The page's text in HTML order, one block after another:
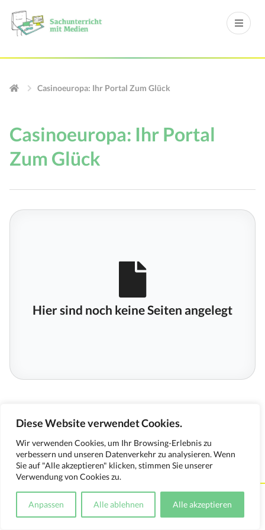
Diese Website verwendet Cookies.
Wir verwenden Cookies, um Ihr Browsing-Erlebnis zu
verbessern und unseren Datenverkehr zu analysieren. Wenn
Sie auf "Alle akzeptieren" klicken, stimmen Sie unserer
Verwendung von Cookies zu.
Anpassen Alle ablehnen Alle akzeptieren
Casinoeuropa: Ihr Portal Zum Glück
Casinoeuropa: Ihr Portal
Zum Glück
Hier sind noch keine Seiten angelegt
Kontakt Impressum Datenschutzerklärung
Medienverwendungsnachweis